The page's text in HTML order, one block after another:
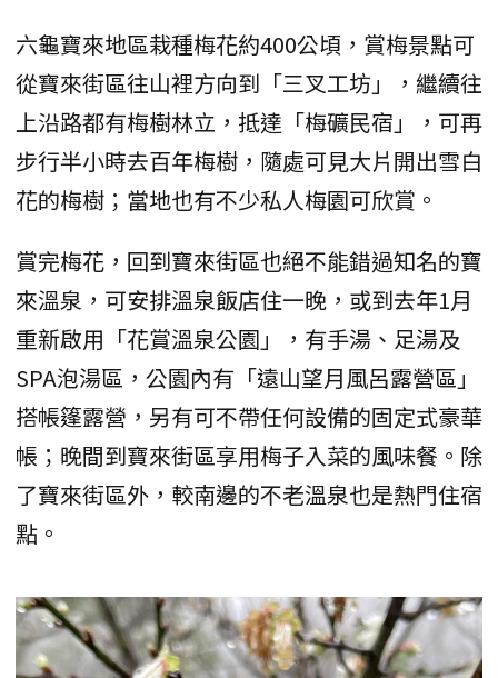
六龜寶來地區栽種梅花約400公頃，賞梅景點可
從寶來街區往山裡方向到「三叉工坊」，繼續往
上沿路都有梅樹林立，抵達「梅礦民宿」，可再
步行半小時去百年梅樹，隨處可見大片開出雪白
花的梅樹；當地也有不少私人梅園可欣賞。
賞完梅花，回到寶來街區也絕不能錯過知名的寶
來溫泉，可安排溫泉飯店住一晚，或到去年1月
重新啟用「花賞溫泉公園」，有手湯、足湯及
SPA泡湯區，公園內有「遠山望月風呂露營區」
搭帳篷露營，另有可不帶任何設備的固定式豪華
帳；晚間到寶來街區享用梅子入菜的風味餐。除
了寶來街區外，較南邊的不老溫泉也是熱門住宿
點。